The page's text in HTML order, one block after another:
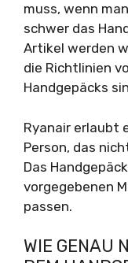
muss, wenn
schwer das
Artikel werden
die Richtlinien
Handgepäcks
Ryanair erlaubt
Person, das
Das
vorgegebenen
passen.
WIE GENAU